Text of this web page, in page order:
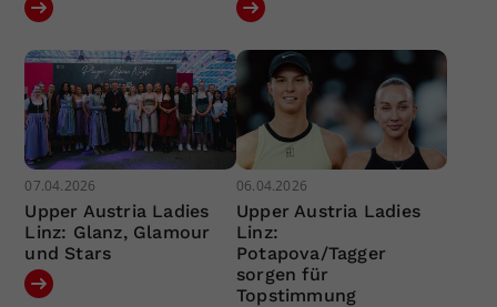
07.04.2026
Upper Austria Ladies
Linz: Glanz, Glamour
und Stars
06.04.2026
Upper Austria Ladies
Linz:
Potapova/Tagger
sorgen für
Topstimmung